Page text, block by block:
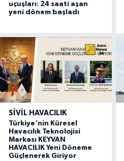
uçuşları: 24 saati aşan
yeni dönem başladı
SIVIL HAVACILIK
Türkiye'nin Küresel
Havacılık Teknolojisi
Markası KEYVAN
HAVACILIK Yeni Döneme
Güçlenerek Giriyor